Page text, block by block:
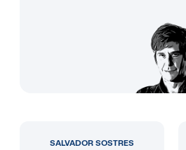
SALVADOR SOSTRES